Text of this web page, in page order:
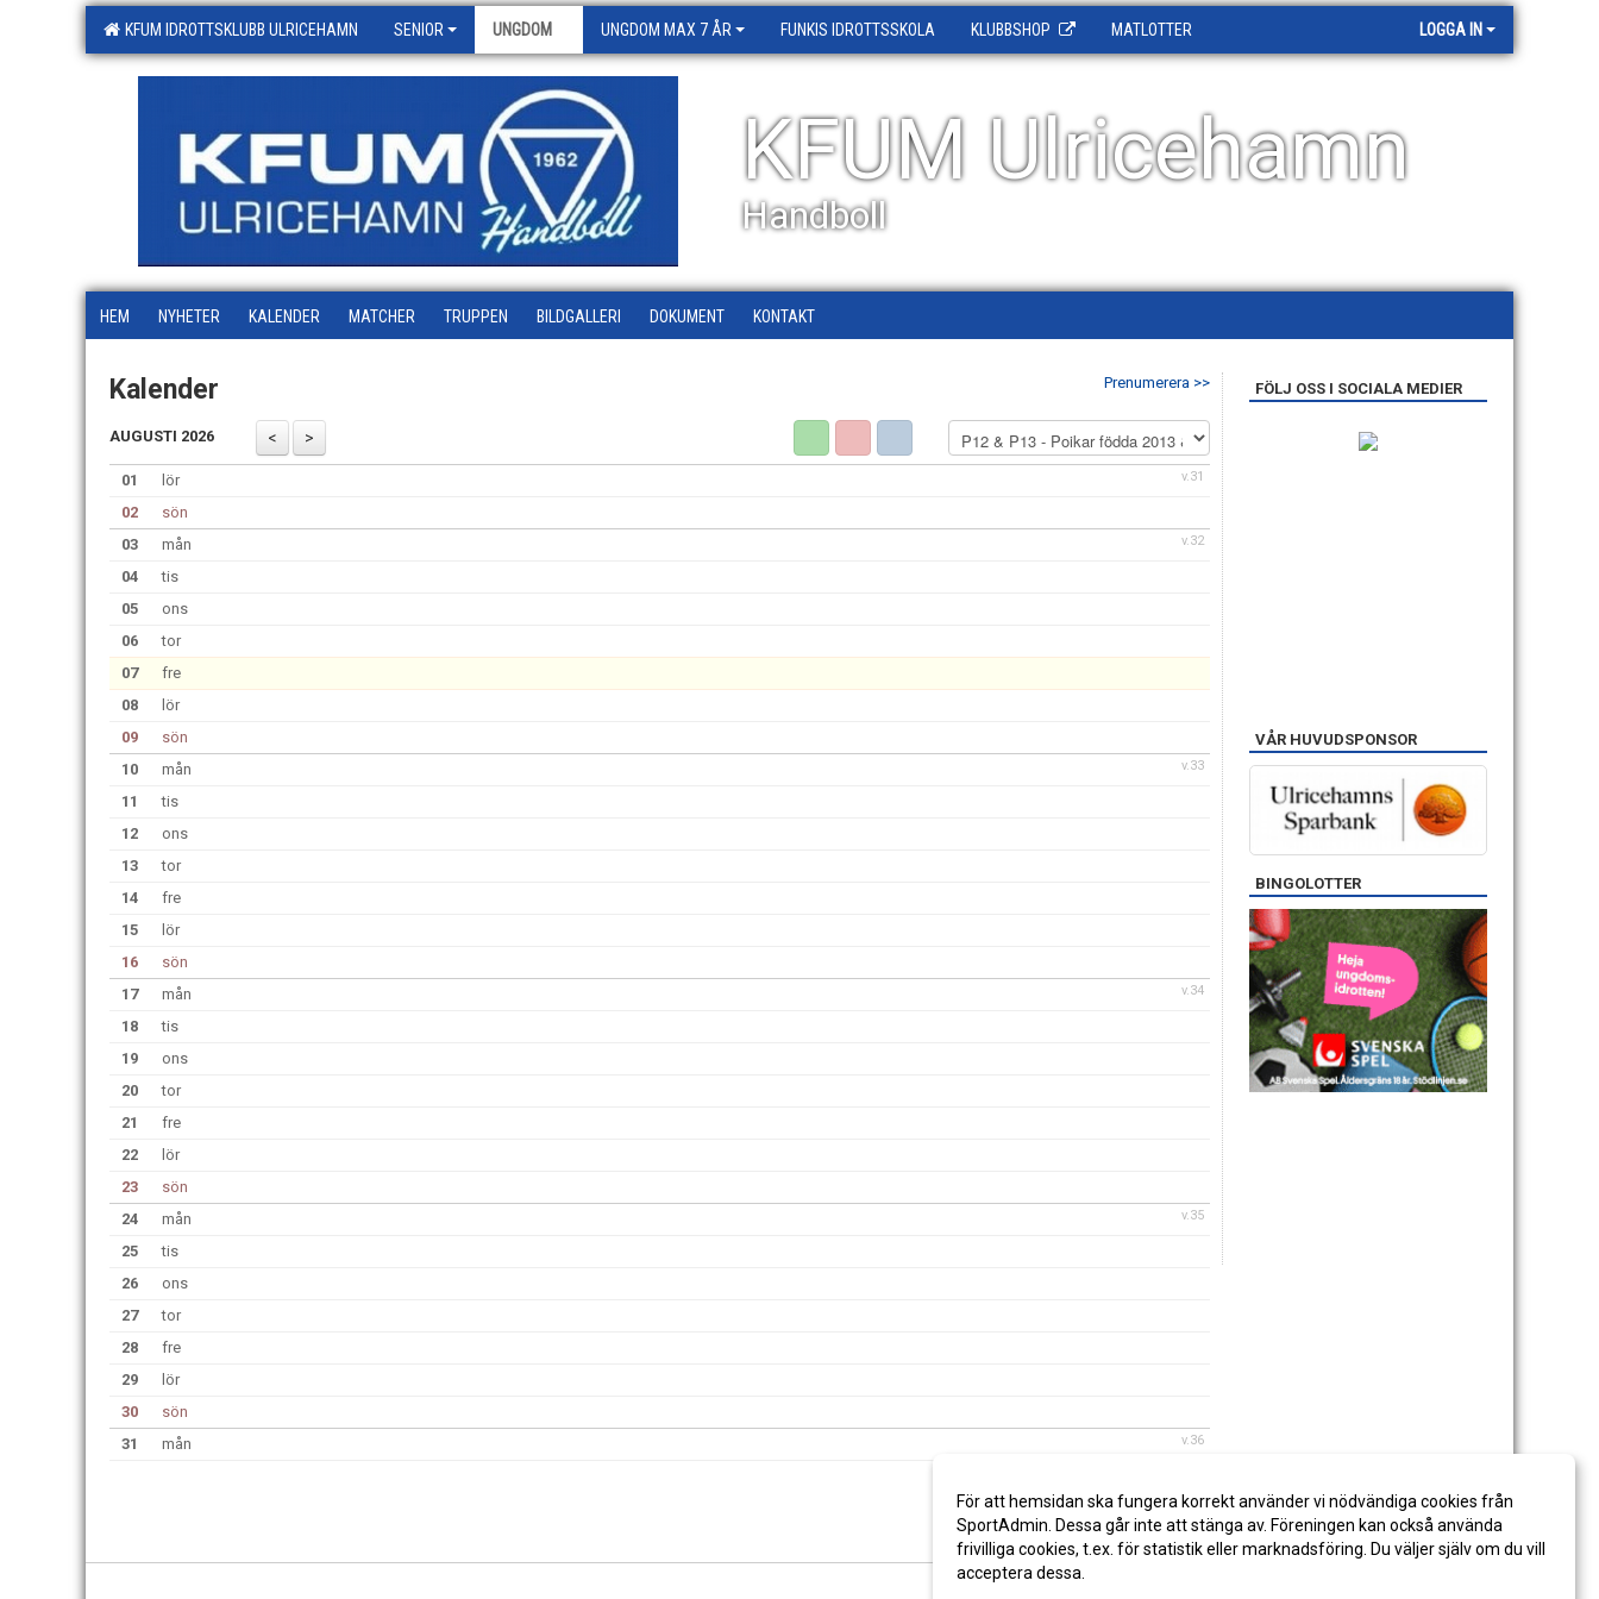
KFUM IDROTTSKLUBB ULRICEHAMN SENIOR UNGDOM UNGDOM MAX 7 ÅR FUNKIS IDROTTSSKOLA KLUBBSHOP MATLOTTER LOGGA IN
KFUM Ulricehamn
Handboll
HEM NYHETER KALENDER MATCHER TRUPPEN BILDGALLERI DOKUMENT KONTAKT
Prenumerera >>
Kalender
AUGUSTI 2026
v.31
01
lör
02
sön
v.32
03
mån
04
tis
05
ons
06
tor
07
fre
08
lör
09
sön
v.33
10
mån
11
tis
12
ons
13
tor
14
fre
15
lör
16
sön
v.34
17
mån
18
tis
19
ons
20
tor
21
fre
22
lör
23
sön
v.35
24
mån
25
tis
26
ons
27
tor
28
fre
29
lör
30
sön
v.36
31 mån
FÖLJ OSS I SOCIALA MEDIER
VÅR HUVUDSPONSOR
BINGOLOTTER
För att hemsidan ska fungera korrekt använder vi nödvändiga cookies från
SportAdmin. Dessa går inte att stänga av. Föreningen kan också använda
frivilliga cookies, t.ex. för statistik eller marknadsföring. Du väljer själv om du vill
acceptera dessa.